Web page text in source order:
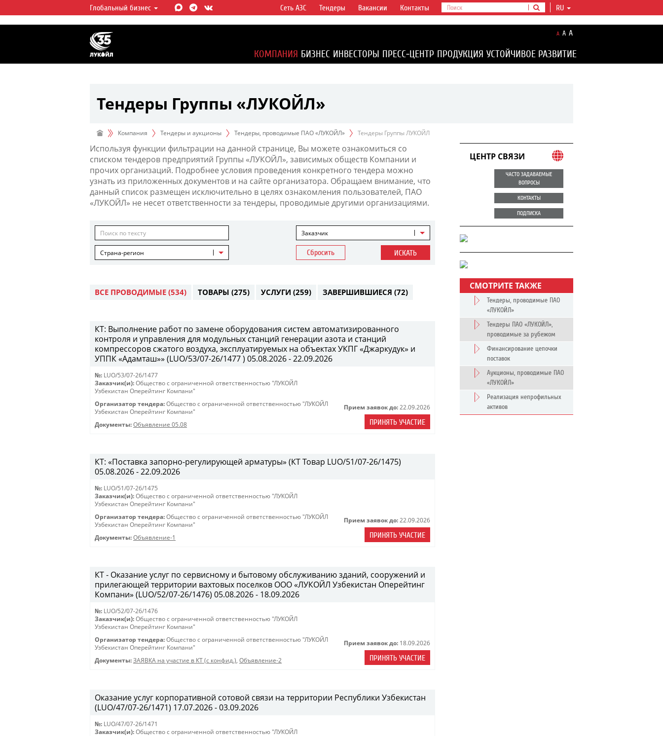
ЛУКОЙЛ СЕГОДНЯ
ЛУКОЙЛ — одна из крупнейших вертикально
интегрированных нефтегазовых компаний в
мире, на долю которой приходится более 2%
мировой добычи нефти и около 1% доказанных
Глобальный бизнес RU
Сеть АЗС Тендеры Вакансии Контакты
A A A
КОМПАНИЯ БИЗНЕС ИНВЕСТОРЫ ПРЕСС-ЦЕНТР ПРОДУКЦИЯ УСТОЙЧИВОЕ РАЗВИТИЕ
Тендеры Группы «ЛУКОЙЛ»
Компания Тендеры и аукционы Тендеры, проводимые ПАО «ЛУКОЙЛ» Тендеры Группы ЛУКОЙЛ
Используя функции фильтрации на данной странице, Вы можете ознакомиться со
списком тендеров предприятий Группы «ЛУКОЙЛ», зависимых обществ Компании и
прочих организаций. Подробнее условия проведения конкретного тендера можно
узнать из приложенных документов и на сайте организатора. Обращаем внимание, что
данный список размещен исключительно в целях ознакомления пользователей, ПАО
«ЛУКОЙЛ» не несет ответственности за тендеры, проводимые другими организациями.
Заказчик
Страна-регион Сбросить ИСКАТЬ
ВСЕ ПРОВОДИМЫЕ (534) ТОВАРЫ (275) УСЛУГИ (259) ЗАВЕРШИВШИЕСЯ (72)
КТ: Выполнение работ по замене оборудования систем автоматизированного
контроля и управления для модульных станций генерации азота и станций
компрессоров сжатого воздуха, эксплуатируемых на объектах УКПГ «Джаркудук» и
УППК «Адамташ»» (LUO/53/07-26/1477 ) 05.08.2026 - 22.09.2026
№: LUO/53/07-26/1477
Заказчик(и): Общество с ограниченной ответственностью "ЛУКОЙЛ
Узбекистан Оперейтинг Компани"
Организатор тендера: Общество с ограниченной ответственностью "ЛУКОЙЛ
Узбекистан Оперейтинг Компани"
Документы: Объявление 05.08
Прием заявок до: 22.09.2026
ПРИНЯТЬ УЧАСТИЕ
КТ: «Поставка запорно-регулирующей арматуры» (КТ Товар LUO/51/07-26/1475)
05.08.2026 - 22.09.2026
№: LUO/51/07-26/1475
Заказчик(и): Общество с ограниченной ответственностью "ЛУКОЙЛ
Узбекистан Оперейтинг Компани"
Организатор тендера: Общество с ограниченной ответственностью "ЛУКОЙЛ
Узбекистан Оперейтинг Компани"
Документы: Объявление-1
Прием заявок до: 22.09.2026
ПРИНЯТЬ УЧАСТИЕ
КТ - Оказание услуг по сервисному и бытовому обслуживанию зданий, сооружений и
прилегающей территории вахтовых поселков ООО «ЛУКОЙЛ Узбекистан Оперейтинг
Компани» (LUO/52/07-26/1476) 05.08.2026 - 18.09.2026
№: LUO/52/07-26/1476
Заказчик(и): Общество с ограниченной ответственностью "ЛУКОЙЛ
Узбекистан Оперейтинг Компани"
Организатор тендера: Общество с ограниченной ответственностью "ЛУКОЙЛ
Узбекистан Оперейтинг Компани"
Документы: ЗАЯВКА на участие в КТ (с конфид.), Объявление-2
Прием заявок до: 18.09.2026
ПРИНЯТЬ УЧАСТИЕ
Оказание услуг корпоративной сотовой связи на территории Республики Узбекистан
(LUO/47/07-26/1471) 17.07.2026 - 03.09.2026
№: LUO/47/07-26/1471
Заказчик(и): Общество с ограниченной ответственностью "ЛУКОЙЛ
ЦЕНТР СВЯЗИ
ЧАСТО ЗАДАВАЕМЫЕ
ВОПРОСЫ
КОНТАКТЫ
ПОДПИСКА
СМОТРИТЕ ТАКЖЕ
Тендеры, проводимые ПАО
«ЛУКОЙЛ»
Тендеры ПАО «ЛУКОЙЛ»,
проводимые за рубежом
Финансирование цепочки
поставок
Аукционы, проводимые ПАО
«ЛУКОЙЛ»
Реализация непрофильных
активов